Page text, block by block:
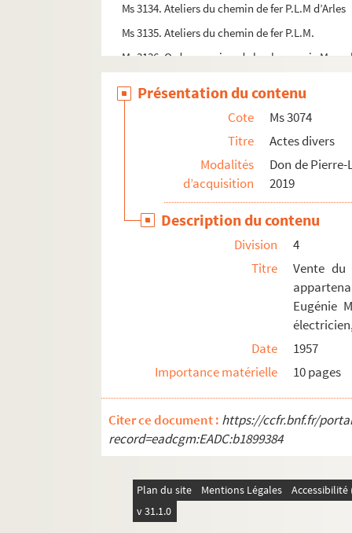
Ms 3134. Ateliers du chemin de fer P.L.M d’Arles
Ms 3135. Ateliers du chemin de fer P.L.M.
Ms 3136. Ordonnanciers de la pharmacie
Ms 3138. Correspondance manuscrite de
Ms 3143. Registre des dépenses et recettes :
Ms 3144. Recettes de la chapelle Notre-Dame
Ms 3145. Livre des recettes et dépenses de
Ms 3146. Documents concernant l’église
Ms 3147. Cahier des recettes et dépenses de
Ms 3148. Règlements et instruction pour le
Ms 3149. Registres paroissiaux de l’église de
Ms 3150. Archives personnelles de l’artiste
Ms 3151. L’Art dans le Midi illustré : des
Ms 3152. Actes notariés concernant la famille
Ms 3153. Association des vidanges d'Arles
Présentation du contenu
Cote
Ms 3074
Titre
Actes divers
Modalités
d’acquisition
Don de
2019
Description du contenu
Division
4
Titre
Vente du
Eugénie
Date
1957
Importance matérielle
10 pages
Citer ce document : https://ccfr.bnf.fr/
record=eadcgm:EADC:b1899384
Plan du site Mentions Légales
v 31.1.0